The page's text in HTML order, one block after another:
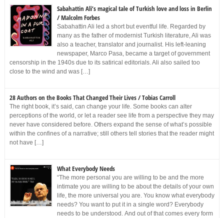
Sabahattin Ali’s magical tale of Turkish love and loss in Berlin
/ Malcolm Forbes
Sabahattin Ali led a short but eventful life. Regarded by
many as the father of modernist Turkish literature, Ali was
also a teacher, translator and journalist. His left-leaning
newspaper, Marco Pasa, became a target of government
censorship in the 1940s due to its satirical editorials. Ali also sailed too
close to the wind and was […]
28 Authors on the Books That Changed Their Lives / Tobias Carroll
The right book, it’s said, can change your life. Some books can alter
perceptions of the world, or let a reader see life from a perspective they may
never have considered before. Others expand the sense of what’s possible
within the confines of a narrative; still others tell stories that the reader might
not have […]
What Everybody Needs
“The more personal you are willing to be and the more
intimate you are willing to be about the details of your own
life, the more universal you are. You know what everybody
needs? You want to put it in a single word? Everybody
needs to be understood. And out of that comes every form